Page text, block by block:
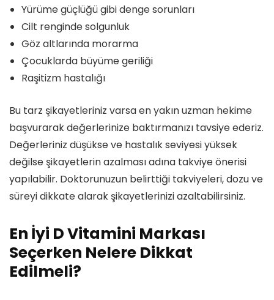
Yürüme güçlüğü gibi denge sorunları
Cilt renginde solgunluk
Göz altlarında morarma
Çocuklarda büyüme geriliği
Raşitizm hastalığı
Bu tarz şikayetleriniz varsa en yakın uzman hekime
başvurarak değerlerinize baktırmanızı tavsiye ederiz.
Değerleriniz düşükse ve hastalık seviyesi yüksek
değilse şikayetlerin azalması adına takviye önerisi
yapılabilir. Doktorunuzun belirttiği takviyeleri, dozu ve
süreyi dikkate alarak şikayetlerinizi azaltabilirsiniz.
En İyi D Vitamini Markası
Seçerken Nelere Dikkat
Edilmeli?